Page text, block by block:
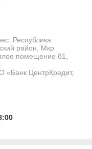
Республика
район, Мкр
помещение 81,
«Банк ЦентрКредит,